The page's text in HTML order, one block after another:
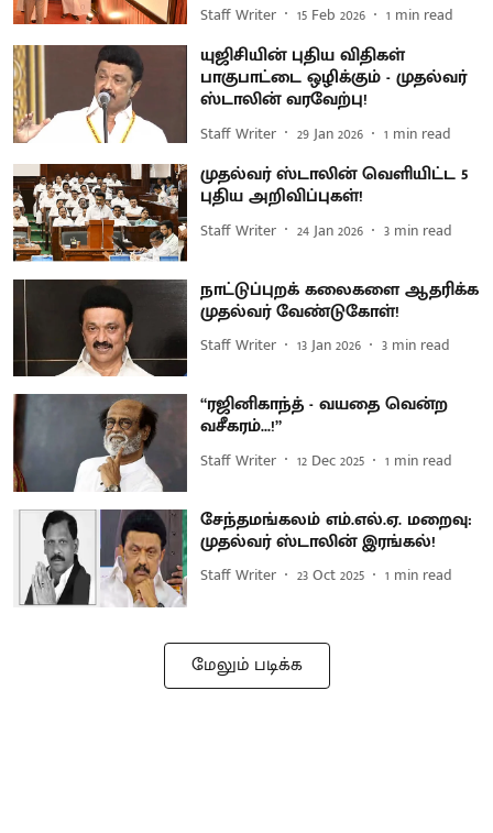
Staff Writer 15 Feb 2026 1 min read
யுஜிசியின் புதிய விதிகள்
பாகுபாட்டை ஒழிக்கும் - முதல்வர்
ஸ்டாலின் வரவேற்பு!
Staff Writer 29 Jan 2026 1 min read
முதல்வர் ஸ்டாலின் வெளியிட்ட 5
புதிய அறிவிப்புகள்!
Staff Writer 24 Jan 2026 3 min read
நாட்டுப்புறக் கலைகளை ஆதரிக்க
முதல்வர் வேண்டுகோள்!
Staff Writer 13 Jan 2026 3 min read
“ரஜினிகாந்த் - வயதை வென்ற
வசீகரம்...!”
Staff Writer 12 Dec 2025 1 min read
சேந்தமங்கலம் எம்.எல்.ஏ. மறைவு:
முதல்வர் ஸ்டாலின் இரங்கல்!
Staff Writer 23 Oct 2025 1 min read
மேலும் படிக்க